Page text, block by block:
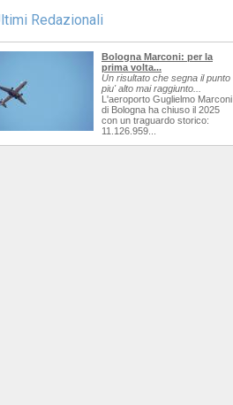
Redazionali
Bologna Marconi: per la
prima volta...
Un risultato che segna il punto
piu' alto mai raggiunto...
L'aeroporto Guglielmo Marconi
di Bologna ha chiuso il 2025
con un traguardo storico:
11.126.959...